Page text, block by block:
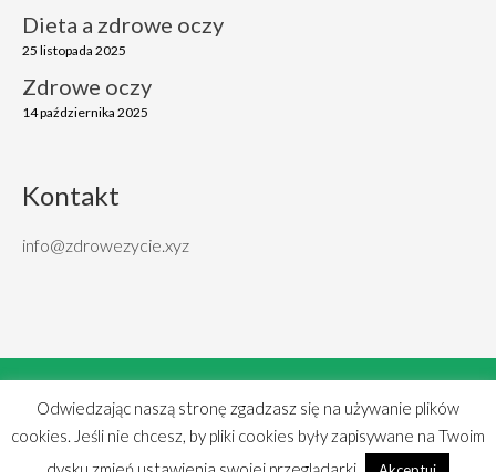
Dieta a zdrowe oczy
25 listopada 2025
Zdrowe oczy
14 października 2025
Kontakt
info@zdrowezycie.xyz
Copyright © 2018 Zdrowe życie
Created byTOMP
Odwiedzając naszą stronę zgadzasz się na używanie plików
cookies. Jeśli nie chcesz, by pliki cookies były zapisywane na Twoim